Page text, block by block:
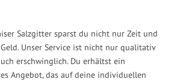
Salzgitter sparst du nicht nur Zeit und
Unser Service ist nicht nur qualitativ
erschwinglich. Du erhältst ein
Angebot, das auf deine individuellen